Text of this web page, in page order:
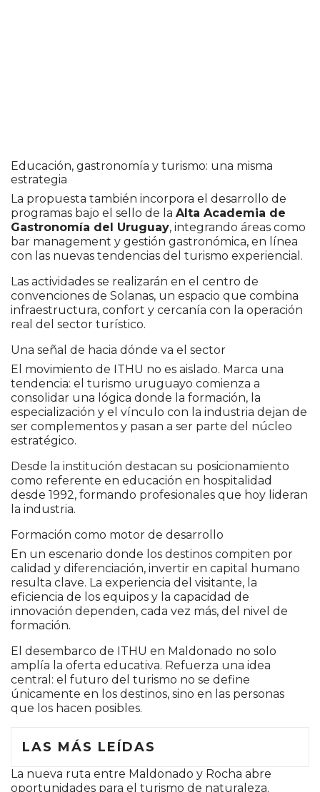
Educación, gastronomía y turismo: una misma
estrategia
La propuesta también incorpora el desarrollo de
programas bajo el sello de la Alta Academia de
Gastronomía del Uruguay, integrando áreas como
bar management y gestión gastronómica, en línea
con las nuevas tendencias del turismo experiencial.
Las actividades se realizarán en el centro de
convenciones de Solanas, un espacio que combina
infraestructura, confort y cercanía con la operación
real del sector turístico.
Una señal de hacia dónde va el sector
El movimiento de ITHU no es aislado. Marca una
tendencia: el turismo uruguayo comienza a
consolidar una lógica donde la formación, la
especialización y el vínculo con la industria dejan de
ser complementos y pasan a ser parte del núcleo
estratégico.
Desde la institución destacan su posicionamiento
como referente en educación en hospitalidad
desde 1992, formando profesionales que hoy lideran
la industria.
Formación como motor de desarrollo
En un escenario donde los destinos compiten por
calidad y diferenciación, invertir en capital humano
resulta clave. La experiencia del visitante, la
eficiencia de los equipos y la capacidad de
innovación dependen, cada vez más, del nivel de
formación.
El desembarco de ITHU en Maldonado no solo
amplía la oferta educativa. Refuerza una idea
central: el futuro del turismo no se define
únicamente en los destinos, sino en las personas
que los hacen posibles.
LAS MÁS LEÍDAS
La nueva ruta entre Maldonado y Rocha abre
oportunidades para el turismo de naturaleza.